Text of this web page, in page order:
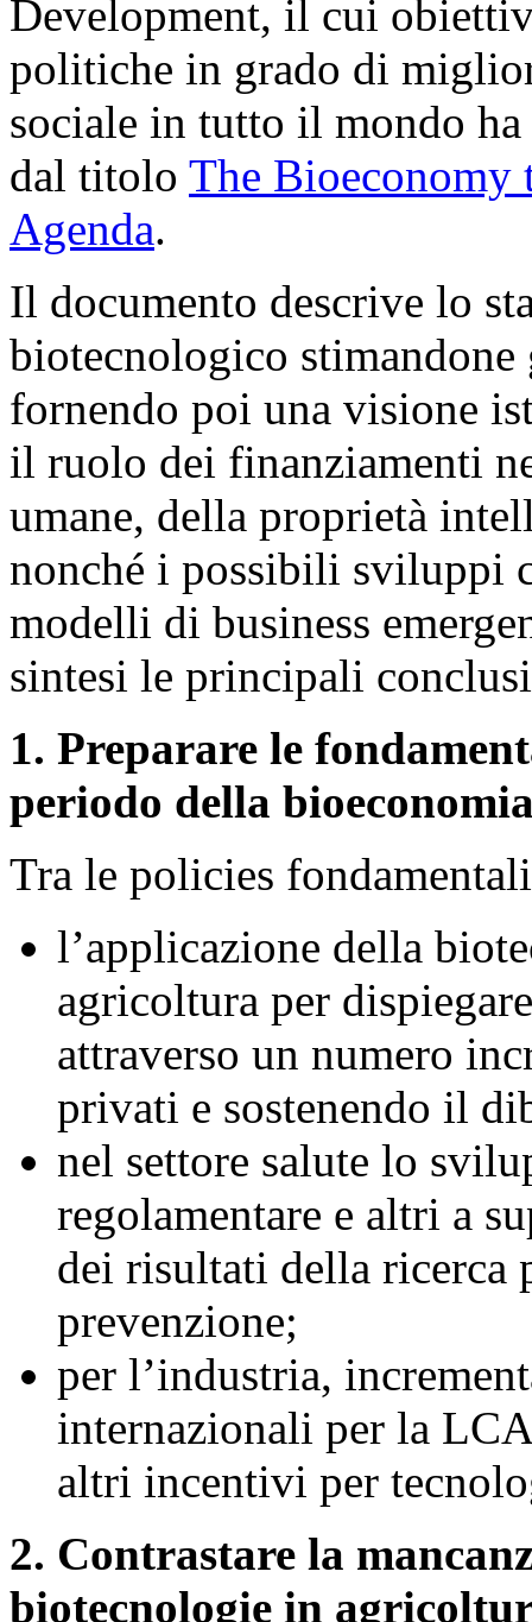
Development, il cui
politiche in grado di
sociale in tutto il mondo
dal titolo The Bioeconomy
Agenda.
Il documento descrive lo
biotecnologico
fornendo poi una visione
il ruolo dei finanziamenti
umane, della proprietà
nonché i possibili sviluppi
modelli di business
sintesi le principali
1. Preparare le
periodo della
Tra le policies
l’applicazione della
agricoltura per
attraverso un numero
privati e sostenendo il
nel settore salute lo
regolamentare e altri a
dei risultati della ricerca
prevenzione;
per l’industria,
internazionali per la
altri incentivi per
2. Contrastare la
biotecnologie in